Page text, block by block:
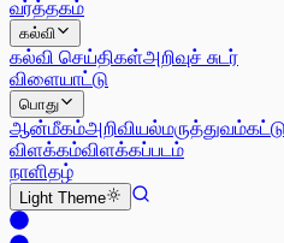
வர்த்தகம்
கல்வி
கல்வி செய்திகள்அறிவுச் சுடர்
விளையாட்டு
பொது
ஆன்மீகம்அறிவியல்மருத்துவம்
விளக்கம்விளக்கப்படம்
நாளிதழ்
Light Theme